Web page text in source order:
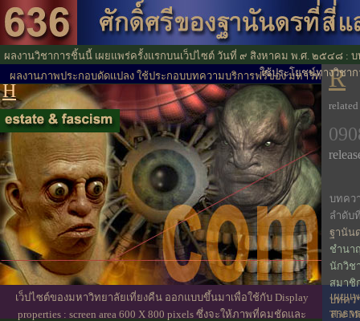
ผลงานภาพประกอบดัดแปลง ใช้ประกอบบทความบริการฟรีของ มหาวิทยาลัย
เที่ยงคืน
R
บทคว
ลำดับ
ฐานัน
ชำนา
นักวิช
สมาชิ
บทคว
The
เผยแ
สาธา
ผลงานวิชาการชิ้นนี้ เผยแพร่ครั้งแรกบนเว็ปไซต์ วันที่ ๙ สิงหาคม พ.ศ. ๒๕๔๘ :
ใช้ประโยชน์ทางวิชาก
เว็ปไซต์ของมหาวิทยาลัยเที่ยงคืน ออกแบบขึ้นมาเพื่อใช้กับ Display
properties : screen area 600 X 800 pixels ซึ่งจะให้ภาพที่คมชัดและ
H